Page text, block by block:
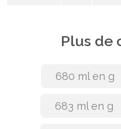
Plus de
680 ml en g
683 ml en g